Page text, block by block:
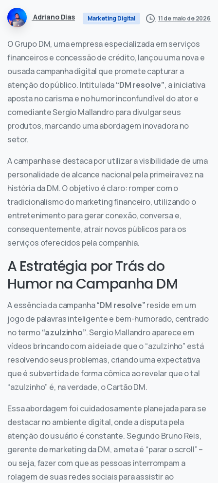
Adriano Dias Marketing Digital 11 de maio de 2026
O Grupo DM, uma empresa especializada em serviços
financeiros e concessão de crédito, lançou uma nova e
ousada campanha digital que promete capturar a
atenção do público. Intitulada“DM resolve”, a iniciativa
aposta no carisma e no humor inconfundível do ator e
comediante Sergio Mallandro para divulgar seus
produtos, marcando uma abordagem inovadora no
setor.
A campanha se destaca por utilizar a visibilidade de uma
personalidade de alcance nacional pela primeira vez na
história da DM. O objetivo é claro: romper com o
tradicionalismo do marketing financeiro, utilizando o
entretenimento para gerar conexão, conversa e,
consequentemente, atrair novos públicos para os
serviços oferecidos pela companhia.
A Estratégia por Trás do
Humor na Campanha DM
A essência da campanha“DM resolve”reside em um
jogo de palavras inteligente e bem-humorado, centrado
no termo“azulzinho”. Sergio Mallandro aparece em
vídeos brincando com a ideia de que o “azulzinho” está
resolvendo seus problemas, criando uma expectativa
que é subvertida de forma cômica ao revelar que o tal
“azulzinho” é, na verdade, o Cartão DM.
Essa abordagem foi cuidadosamente planejada para se
destacar no ambiente digital, onde a disputa pela
atenção do usuário é constante. Segundo Bruno Reis,
gerente de marketing da DM, a meta é “parar o scroll” –
ou seja, fazer com que as pessoas interrompam a
rolagem de suas redes sociais para assistir ao